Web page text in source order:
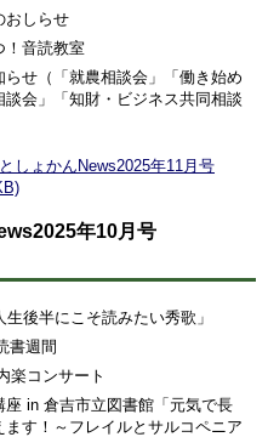
おしらせ
！音読教室
らせ（「就農相談会」「働き始め
談会」「知財・ビジネス共同相談
としょかんNews2025年11月号
年10月号
生後半にこそ読みたい秀歌」
書週間
楽コンサート
座 in 倉吉市立図書館「元気で長
ます！～フレイルとサルコペニア